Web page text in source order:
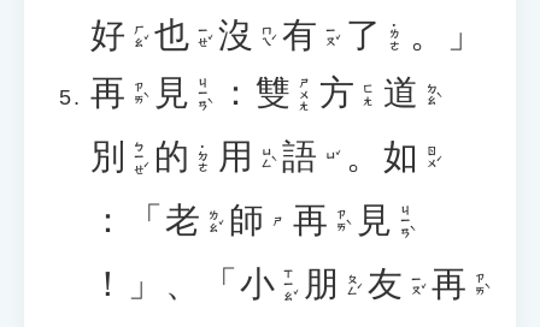
好 ㄏㄠˇ 也 ㄧㄝˇ 沒 ㄇㄟˊ 有 ㄧㄡˇ 了 ˙ㄌㄜ 。」
再 ㄗㄞˋ 見 ㄐㄧㄢˋ ： 雙 ㄕㄨㄤ 方 ㄈㄤ 道 ㄉㄠˋ
別 ㄅㄧㄝˊ 的 ˙ㄉㄜ 用 ㄩㄥˋ 語 ㄩˇ 。 如 ㄖㄨˊ
：「 老 ㄌㄠˇ 師 ㄕ 再 ㄗㄞˋ 見 ㄐㄧㄢˋ
！」、「 小 ㄒㄧㄠˇ 朋 ㄆㄥˊ 友 ㄧㄡˇ 再 ㄗㄞˋ